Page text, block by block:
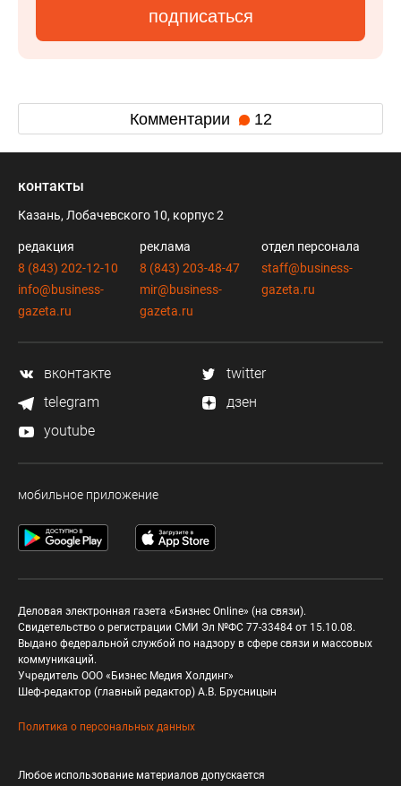
подписаться
Комментарии 12
контакты
Казань, Лобачевского 10, корпус 2
редакция
8 (843) 202-12-10
info@business-
gazeta.ru
реклама
8 (843) 203-48-47
mir@business-
gazeta.ru
отдел персонала
staff@business-
gazeta.ru
вконтакте
twitter
telegram
дзен
youtube
мобильное приложение
Деловая электронная газета «Бизнес Online» (на связи).
Свидетельство о регистрации СМИ Эл №ФС 77-33484 от 15.10.08.
Выдано федеральной службой по надзору в сфере связи и массовых
коммуникаций.
Учредитель ООО «Бизнес Медия Холдинг»
Шеф-редактор (главный редактор) А.В. Брусницын
Политика о персональных данных
Любое использование материалов допускается